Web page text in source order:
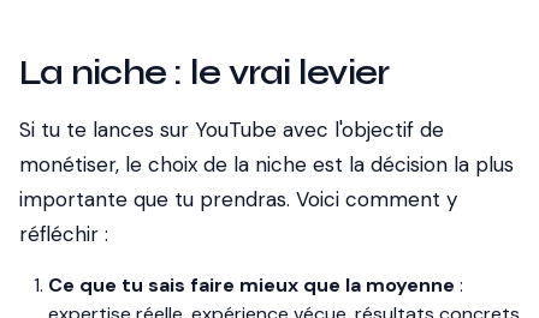
La niche : le vrai levier
Si tu te lances sur YouTube avec l'objectif de
monétiser, le choix de la niche est la décision la plus
importante que tu prendras. Voici comment y
réfléchir :
Ce que tu sais faire mieux que la moyenne :